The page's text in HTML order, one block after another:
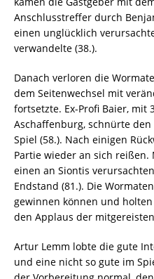
Anschlusstreffer durch
einen unglücklich
verwandelte (38.).
Danach verloren die
dem Seitenwechsel mit
fortsetzte. Ex-Profi Baier, mit
Aschaffenburg, schnürte
Spiel (58.). Nach einigen
Partie wieder an sich reißen.
einen an Siontis
Endstand (81.). Die
gewinnen können und
den Applaus der
Artur Lemm lobte die gute
und eine nicht so gute im